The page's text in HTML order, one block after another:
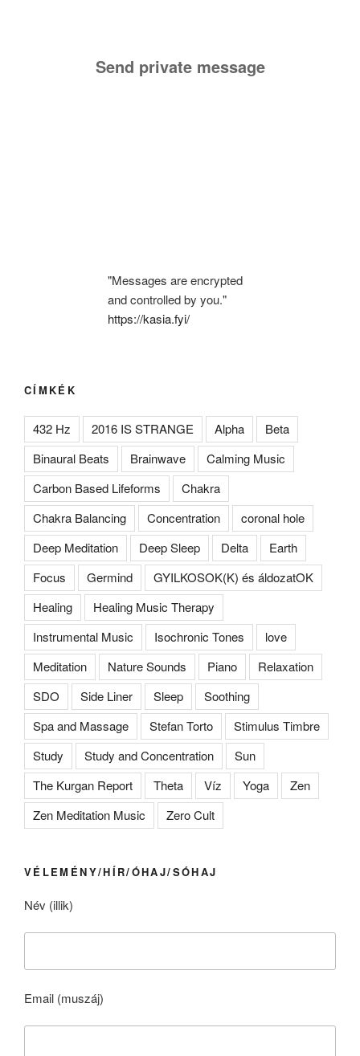
Send private message
"Messages are encrypted
and controlled by you."
https://kasia.fyi/
CÍMKÉK
432 Hz 2016 IS STRANGE Alpha
Beta
Binaural Beats
Brainwave
Calming Music
Carbon Based Lifeforms
Chakra
Chakra Balancing
Concentration
coronal hole
Deep Meditation
Deep Sleep Delta
Earth
Focus
Germind
GYILKOSOK(K) és áldozatOK
Healing
Healing Music Therapy
Instrumental Music
Isochronic Tones
love
Meditation
Nature Sounds Piano
Relaxation
SDO
Side Liner Sleep
Soothing
Spa and Massage
Stefan Torto
Stimulus Timbre
Study
Study and Concentration
Sun
The Kurgan Report
Theta Víz Yoga
Zen
Zen Meditation Music
Zero Cult
VÉLEMÉNY/HÍR/ÓHAJ/SÓHAJ
Név (illik)
Email (muszáj)